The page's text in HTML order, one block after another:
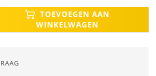
TOEVOEGEN AAN
WINKELWAGEN